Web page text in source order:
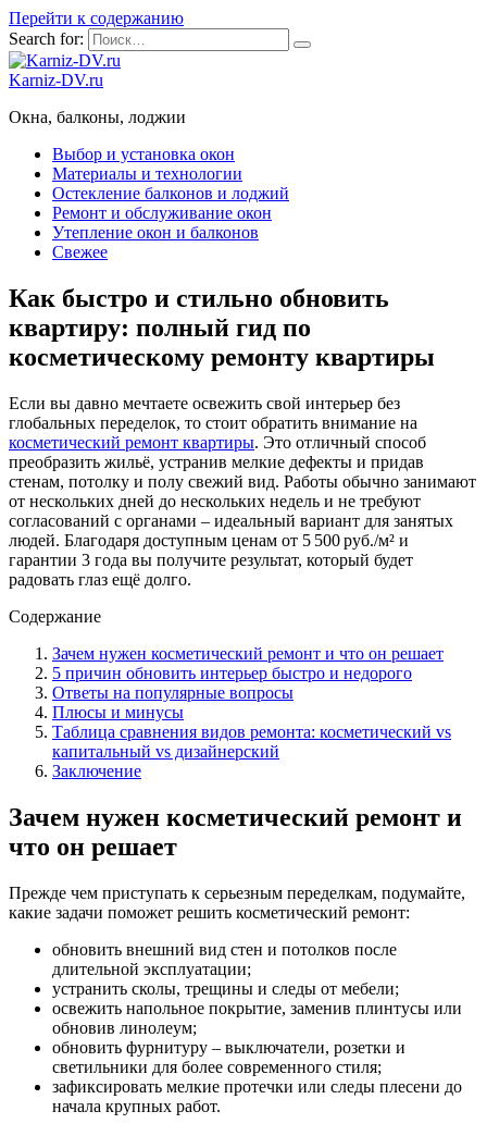
Перейти к содержанию
Search for:
Karniz-DV.ru
Окна, балконы, лоджии
Выбор и установка окон
Материалы и технологии
Остекление балконов и лоджий
Ремонт и обслуживание окон
Утепление окон и балконов
Свежее
Как быстро и стильно обновить
квартиру: полный гид по
косметическому ремонту квартиры
Если вы давно мечтаете освежить свой интерьер без
глобальных переделок, то стоит обратить внимание на
косметический ремонт квартиры. Это отличный способ
преобразить жильё, устранив мелкие дефекты и придав
стенам, потолку и полу свежий вид. Работы обычно занимают
от нескольких дней до нескольких недель и не требуют
согласований с органами – идеальный вариант для занятых
людей. Благодаря доступным ценам от 5 500 руб./м² и
гарантии 3 года вы получите результат, который будет
радовать глаз ещё долго.
Содержание
Зачем нужен косметический ремонт и что он решает
5 причин обновить интерьер быстро и недорого
Ответы на популярные вопросы
Плюсы и минусы
Таблица сравнения видов ремонта: косметический vs
капитальный vs дизайнерский
Заключение
Зачем нужен косметический ремонт и
что он решает
Прежде чем приступать к серьезным переделкам, подумайте,
какие задачи поможет решить косметический ремонт:
обновить внешний вид стен и потолков после
длительной эксплуатации;
устранить сколы, трещины и следы от мебели;
освежить напольное покрытие, заменив плинтусы или
обновив линолеум;
обновить фурнитуру – выключатели, розетки и
светильники для более современного стиля;
зафиксировать мелкие протечки или следы плесени до
начала крупных работ.